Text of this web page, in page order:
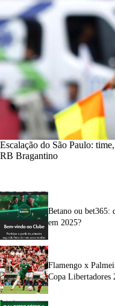
Escalação do São Paulo:
RB Bragantino
Betano ou bet365:
em 2025?
Flamengo x
Copa Libertadores